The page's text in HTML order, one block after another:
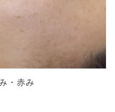
・赤み